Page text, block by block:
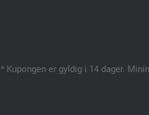
* Kupongen er gyldig i 14 dager.